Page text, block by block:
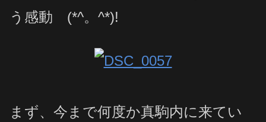
う感動 (*^。^*)!
まず、今まで何度か真駒内に来てい